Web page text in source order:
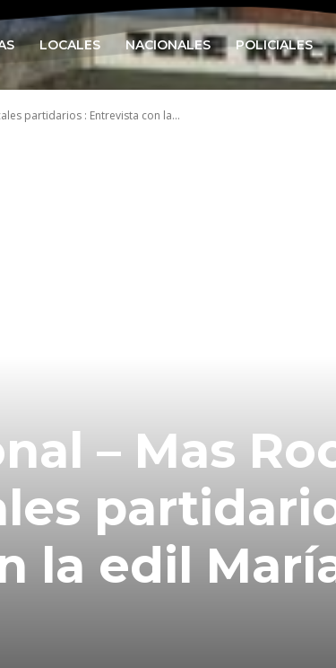
LOCALES NACIONALES POLICIALES
partidarios : Entrevista con la...
– Mas
la edil